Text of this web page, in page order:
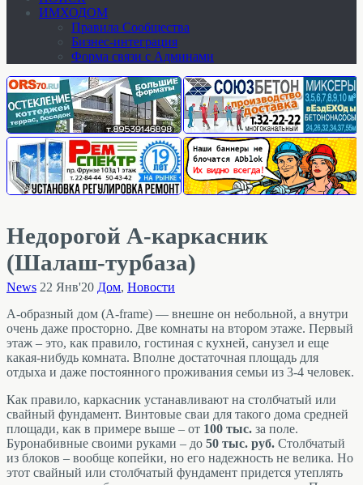
ИМХОДОМ
Правила Сообщества
Бизнес-интеграция
Форма связи с Админами
Недорогой А-каркасник
(Шалаш-турбаза)
News 22 Янв'20 Дом, Новости
А-образный дом (A-frame) — внешне он небольной, а внутри
очень даже просторно. Две комнаты на втором этаже. Первый
этаж – это, как правило, гостиная с кухней, санузел и еще
какая-нибудь комната. Вполне достаточная площадь для
отдыха и даже постоянного проживания семьи из 3-4 человек.
Как правило, каркасник устанавливают на столбчатый или
свайный фундамент. Винтовые сваи для такого дома средней
площади, как в примере выше – от 100 тыс. за поле.
Буронабивные своими руками – до 50 тыс. руб. Столбчатый
из блоков – вообще копейки, но его надежность не велика. Но
этот свайный или столбчатый фундамент придется утеплять